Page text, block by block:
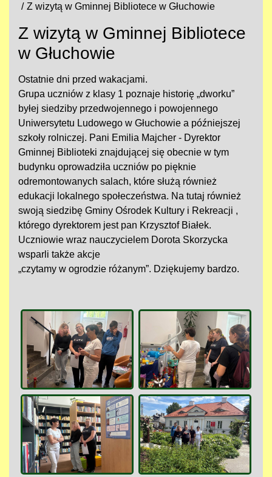
Z wizytą w Gminnej Bibliotece w Głuchowie
Z wizytą w Gminnej Bibliotece
w Głuchowie
Ostatnie dni przed wakacjami.
Grupa uczniów z klasy 1 poznaje historię „dworku”
byłej siedziby przedwojennego i powojennego
Uniwersytetu Ludowego w Głuchowie a późniejszej
szkoły rolniczej. Pani Emilia Majcher - Dyrektor
Gminnej Biblioteki znajdującej się obecnie w tym
budynku oprowadziła uczniów po pięknie
odremontowanych salach, które służą również
edukacji lokalnego społeczeństwa. Na tutaj również
swoją siedzibę Gminy Ośrodek Kultury i Rekreacji ,
którego dyrektorem jest pan Krzysztof Białek.
Uczniowie wraz nauczycielem Dorota Skorzycka
wsparli także akcje
„czytamy w ogrodzie różanym”. Dziękujemy bardzo.